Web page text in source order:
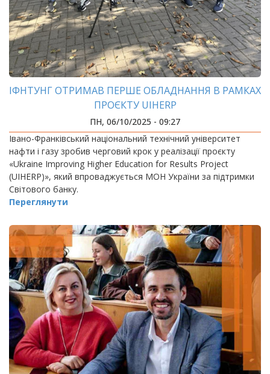
ІФНТУНГ ОТРИМАВ ПЕРШЕ ОБЛАДНАННЯ В РАМКАХ
ПРОЄКТУ UIHERP
ПН, 06/10/2025 - 09:27
Івано-Франківський національний технічний університет
нафти і газу зробив черговий крок у реалізації проєкту
«Ukraine Improving Higher Education for Results Project
(UIHERP)», який впроваджується МОН України за підтримки
Світового банку.
Переглянути